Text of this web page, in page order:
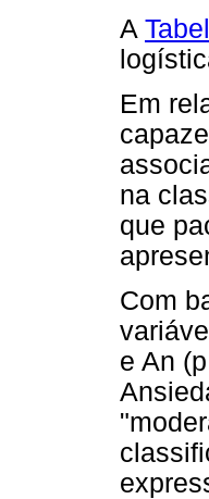
A
Em
na
que
Com
e An